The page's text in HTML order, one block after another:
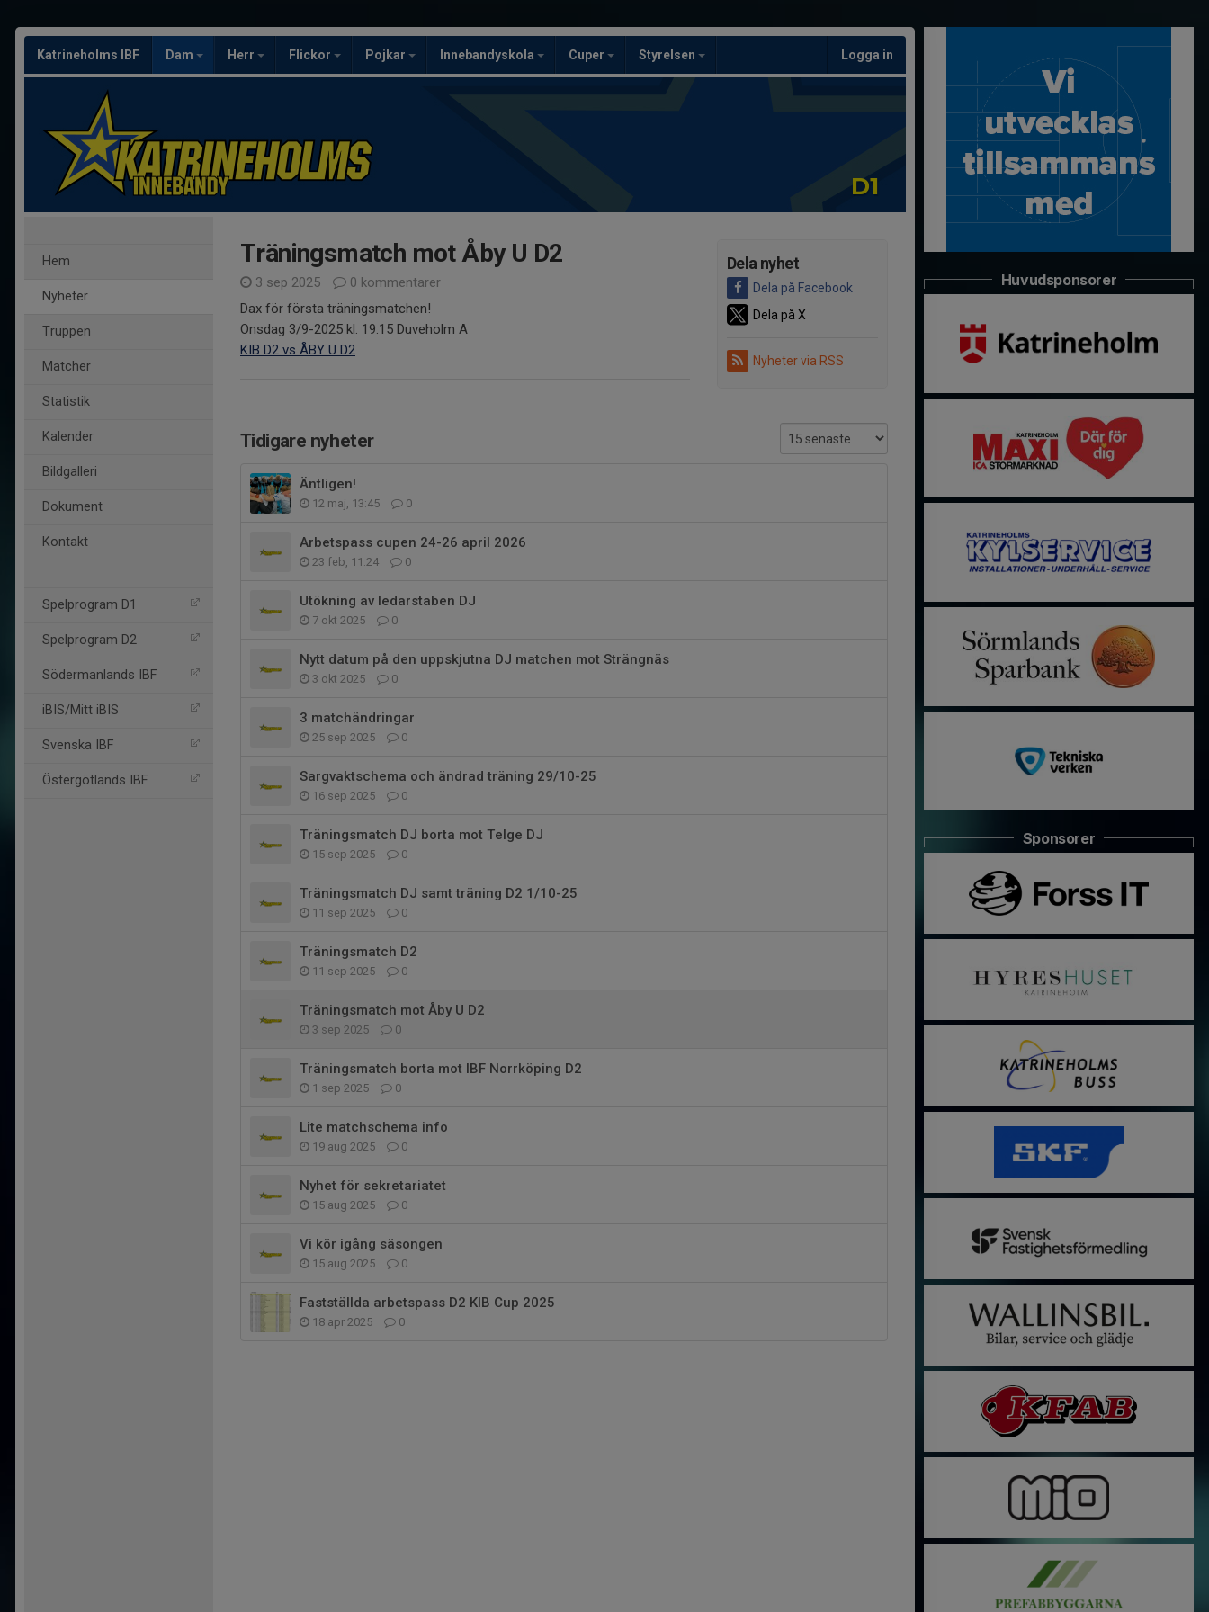
Katrineholms IBF Dam Herr Flickor Pojkar Innebandyskola Cuper Styrelsen Logga in
D1
Hem
Nyheter
Truppen
Matcher
Statistik
Kalender
Bildgalleri
Dokument
Kontakt
Spelprogram D1
Spelprogram D2
Södermanlands IBF
iBIS/Mitt iBIS
Svenska IBF
Östergötlands IBF
Dela nyhet
Dela på Facebook
Dela på X
Nyheter via RSS
Träningsmatch mot Åby U D2
3 sep 2025
0 kommentarer
Dax för första träningsmatchen!
Onsdag 3/9-2025 kl. 19.15 Duveholm A
KIB D2 vs ÅBY U D2
Tidigare nyheter
Äntligen!
12 maj, 13:45 0
Arbetspass cupen 24-26 april 2026
23 feb, 11:24 0
Utökning av ledarstaben DJ
7 okt 2025 0
Nytt datum på den uppskjutna DJ matchen mot Strängnäs
3 okt 2025 0
3 matchändringar
25 sep 2025 0
Sargvaktschema och ändrad träning 29/10-25
16 sep 2025 0
Träningsmatch DJ borta mot Telge DJ
15 sep 2025 0
Träningsmatch DJ samt träning D2 1/10-25
11 sep 2025 0
Träningsmatch D2
11 sep 2025 0
Träningsmatch mot Åby U D2
3 sep 2025 0
Träningsmatch borta mot IBF Norrköping D2
1 sep 2025 0
Lite matchschema info
19 aug 2025 0
Nyhet för sekretariatet
15 aug 2025 0
Vi kör igång säsongen
15 aug 2025 0
Fastställda arbetspass D2 KIB Cup 2025
18 apr 2025 0
Huvudsponsorer
Sponsorer